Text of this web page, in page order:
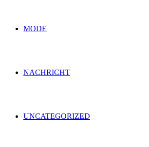
MODE
NACHRICHT
UNCATEGORIZED